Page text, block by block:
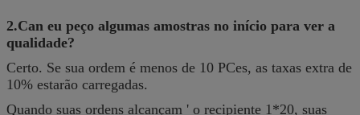
2.Can eu peço algumas amostras no início para ver a
qualidade?
Certo. Se sua ordem é menos de 10 PCes, as taxas extra de
10% estarão carregadas.
Quando suas ordens alcançam ' o recipiente 1*20, suas